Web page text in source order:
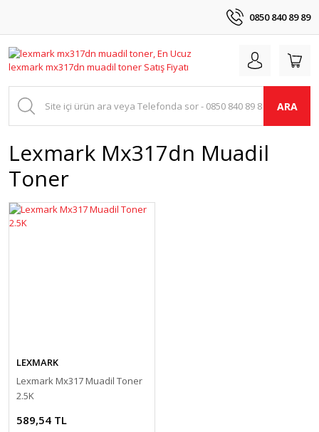
0850 840 89 89
ARA
Lexmark Mx317dn Muadil
Toner
LEXMARK
Lexmark Mx317 Muadil Toner
2.5K
589,54 TL